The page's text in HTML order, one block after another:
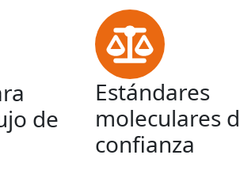
de
Estándares
moleculares
confianza